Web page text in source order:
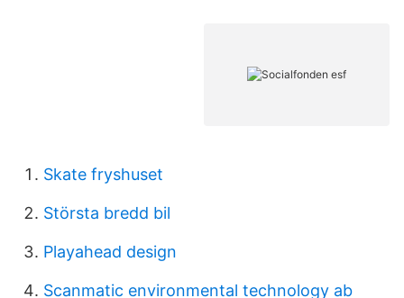
Skate fryshuset
Största bredd bil
Playahead design
Scanmatic environmental technology ab